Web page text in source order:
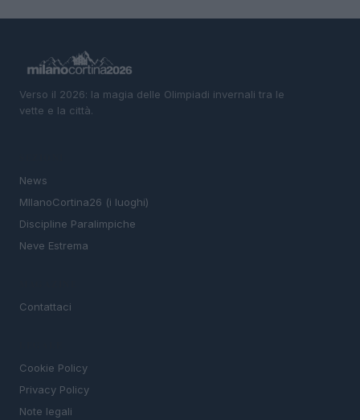
Verso il 2026: la magia delle Olimpiadi invernali tra le
vette e la città.
News
MIlanoCortina26 (i luoghi)
Discipline Paralimpiche
Neve Estrema
Contattaci
Cookie Policy
Privacy Policy
Note legali